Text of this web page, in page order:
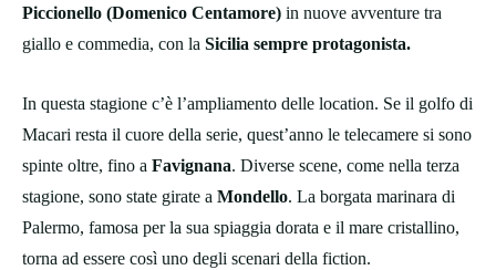
Piccionello (Domenico Centamore) in nuove avventure tra
giallo e commedia, con la Sicilia sempre protagonista.
In questa stagione c’è l’ampliamento delle location. Se il golfo di
Macari resta il cuore della serie, quest’anno le telecamere si sono
spinte oltre, fino a Favignana. Diverse scene, come nella terza
stagione, sono state girate a Mondello. La borgata marinara di
Palermo, famosa per la sua spiaggia dorata e il mare cristallino,
torna ad essere così uno degli scenari della fiction.